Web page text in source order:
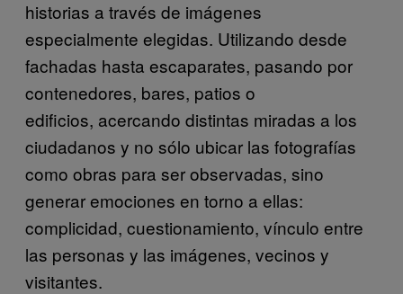
historias a través de imágenes
especialmente elegidas. Utilizando desde
fachadas hasta escaparates, pasando por
contenedores, bares, patios o
edificios, acercando distintas miradas a los
ciudadanos y no sólo ubicar las fotografías
como obras para ser observadas, sino
generar emociones en torno a ellas:
complicidad, cuestionamiento, vínculo entre
las personas y las imágenes, vecinos y
visitantes.